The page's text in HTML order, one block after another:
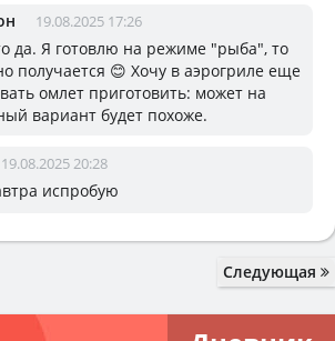
19.08.2025 17:26
да. Я готовлю на режиме "рыба", то
получается 😊 Хочу в аэрогриле еще
омлет приготовить: может на
вариант будет похоже.
19.08.2025 20:28
испробую
Следующая